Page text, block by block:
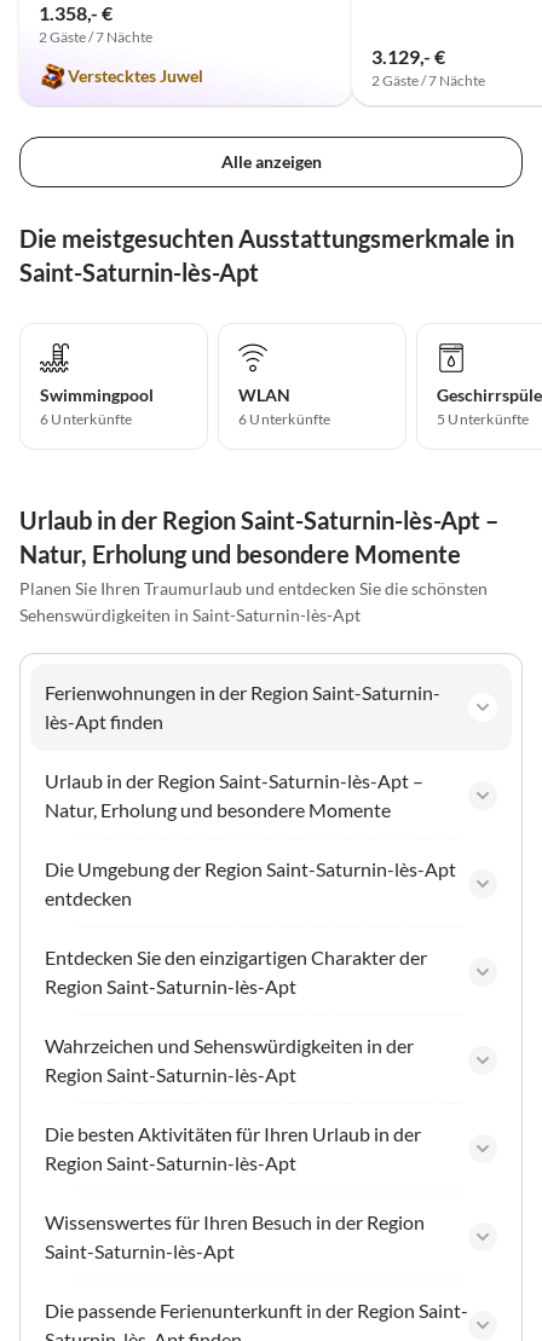
1.358,- €
2 Gäste / 7 Nächte
Verstecktes Juwel
3.129,- €
2 Gäste / 7 Nächte
Alle anzeigen
Die meistgesuchten Ausstattungsmerkmale in
Saint-Saturnin-lès-Apt
Swimmingpool
6 Unterkünfte
WLAN
6 Unterkünfte 5 Unterkünfte
Urlaub in der Region Saint-Saturnin-lès-Apt –
Natur, Erholung und besondere Momente
Planen Sie Ihren Traumurlaub und entdecken Sie die schönsten
Sehenswürdigkeiten in Saint-Saturnin-lès-Apt
Ferienwohnungen in der Region Saint-Saturnin-
lès-Apt finden
Urlaub in der Region Saint-Saturnin-lès-Apt –
Natur, Erholung und besondere Momente
Die Umgebung der Region Saint-Saturnin-lès-Apt
entdecken
Entdecken Sie den einzigartigen Charakter der
Region Saint-Saturnin-lès-Apt
Wahrzeichen und Sehenswürdigkeiten in der
Region Saint-Saturnin-lès-Apt
Die besten Aktivitäten für Ihren Urlaub in der
Region Saint-Saturnin-lès-Apt
Wissenswertes für Ihren Besuch in der Region
Saint-Saturnin-lès-Apt
Die passende Ferienunterkunft in der Region Saint-